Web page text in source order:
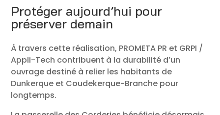
Protéger aujourd’hui pour
préserver demain
À travers cette réalisation, PROMETA PR et GRPI /
Appli-Tech contribuent à la durabilité d’un
ouvrage destiné à relier les habitants de
Dunkerque et Coudekerque-Branche pour
longtemps.